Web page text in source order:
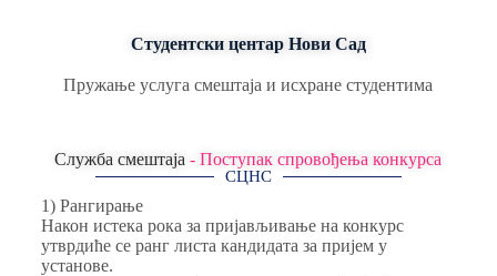
Студентски центар Нови Сад
Пружање услуга смештаја и исхране студентима
Служба смештаја- Поступак спровођења конкурса
СЦНС
1) Рангирање
Након истека рока за пријављивање на конкурс
утврдиће се ранг листа кандидата за пријем у
установе.